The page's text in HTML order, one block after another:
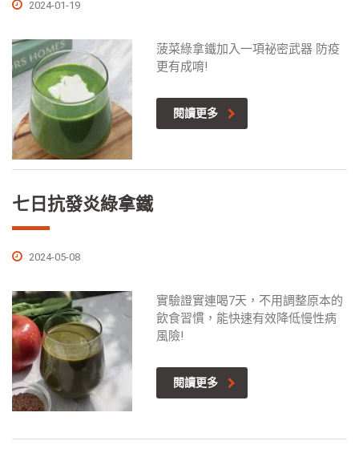
2024-01-19
菠菜綠拿鐵加入一項祕密武器 防疫
更有成唷!
閱讀更多
七日抗發炎綠拿鐵
2024-05-08
實驗證實連喝7天，不用調整原本的
飲食習慣，能快速有效降低慢性病
風險!
閱讀更多